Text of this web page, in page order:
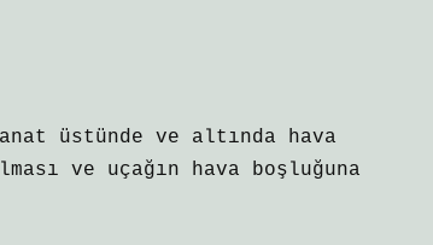
üstünde ve altında hava
ve uçağın hava boşluğuna